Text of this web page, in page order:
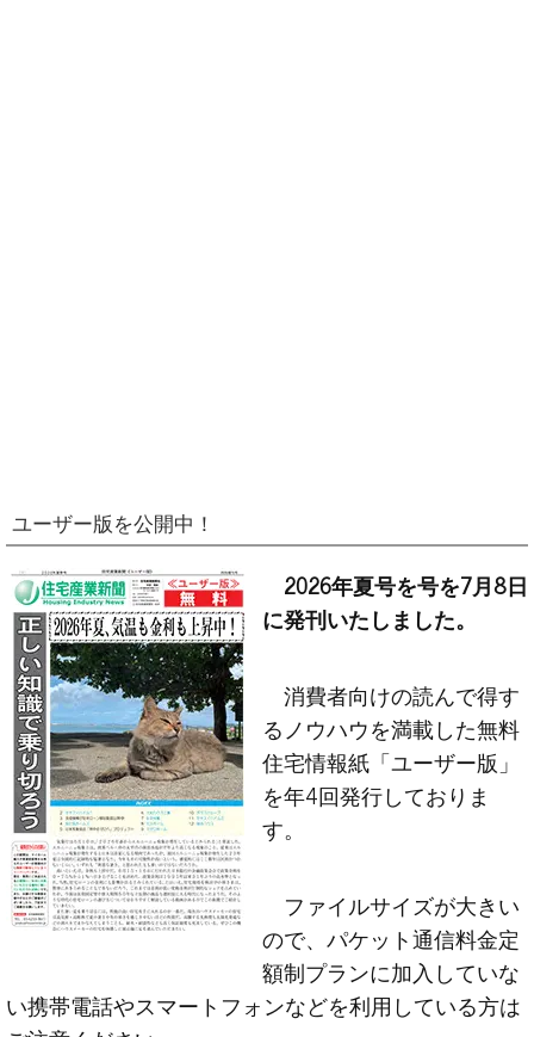
ユーザー版を公開中！
2026年夏号を号を7月8日
に発刊いたしました。
消費者向けの読んで得す
るノウハウを満載した無料
住宅情報紙「ユーザー版」
を年4回発行しておりま
す。
ファイルサイズが大きい
ので、パケット通信料金定
額制プランに加入していな
い携帯電話やスマートフォンなどを利用している方は